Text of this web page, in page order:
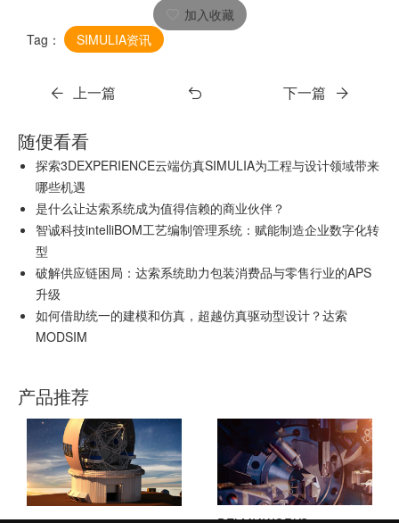
加入收藏
Tag：
SIMULIA资讯
上一篇 下一篇
随便看看
探索3DEXPERIENCE云端仿真SIMULIA为工程与设计领域带来
哪些机遇
是什么让达索系统成为值得信赖的商业伙伴？
智诚科技intelliBOM工艺编制管理系统：赋能制造企业数字化转
型
破解供应链困局：达索系统助力包装消费品与零售行业的APS
升级
如何借助统一的建模和仿真，超越仿真驱动型设计？达索
MODSIM
产品推荐